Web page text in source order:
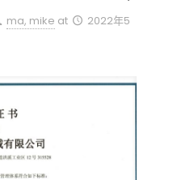
ma, mike at
2022年5